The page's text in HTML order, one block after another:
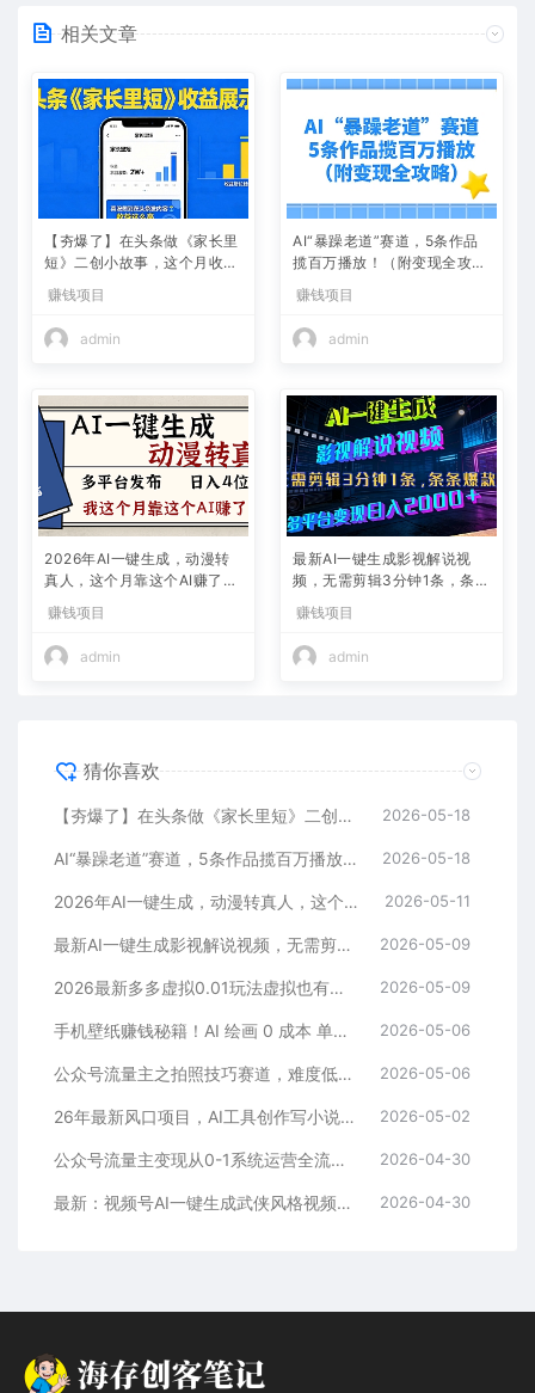
相关文章
【夯爆了】在头条做《家长里
短》二创小故事，这个月收益
2w+
赚钱项目
admin
AI“暴躁老道”赛道，5条作品
揽百万播放！（附变现全攻
略）
赚钱项目
admin
2026年AI一键生成，动漫转
真人，这个月靠这个AI赚了2
赚钱项目
admin
最新AI一键生成影视解说视
频，无需剪辑3分钟1条，条条
+
赚钱项目
admin
猜你喜欢
【夯爆了】在头条做《家长里短》二创小故事，这个月收益2w+ 2026-05-18
AI“暴躁老道”赛道，5条作品揽百万播放！（附变现全攻略） 2026-05-18
2026年AI一键生成，动漫转真人，这个月靠这个AI赚了2W+ 2026-05-11
最新AI一键生成影视解说视频，无需剪辑3分钟1条，条条爆款，多平台变现日入2000+ 2026-05-09
2026最新多多虚拟0.01玩法虚拟也有新门路轻松日入2500! 2026-05-09
手机壁纸赚钱秘籍！AI 绘画 0 成本 单店狂销 3.8 万单 2026-05-06
公众号流量主之拍照技巧赛道，难度低+流量大，起号第一篇就爆了10w阅读！ 2026-05-06
26年最新风口项目，AI工具创作写小说，轻松实现日入1000+ 2026-05-02
公众号流量主变现从0-1系统运营全流程讲解！ 2026-04-30
最新：视频号AI一键生成武侠风格视频，狂撸视频号分成收益，学完轻松日入1000+ 2026-04-30